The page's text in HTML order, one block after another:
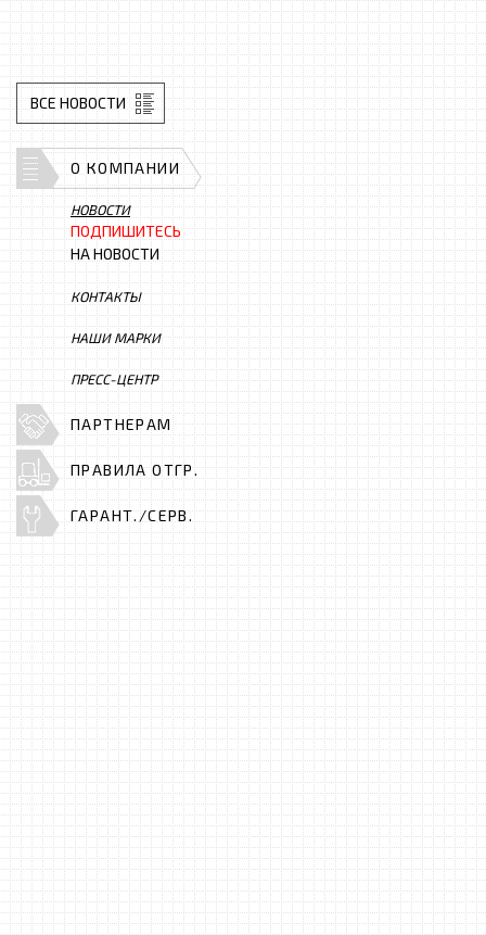
ВСЕ НОВОСТИ
О КОМПАНИИ
НОВОСТИ
ПОДПИШИТЕСЬ
НА НОВОСТИ
КОНТАКТЫ
НАШИ МАРКИ
ПРЕСС-ЦЕНТР
ПАРТНЕРАМ
ПРАВИЛА ОТГР.
ГАРАНТ./СЕРВ.